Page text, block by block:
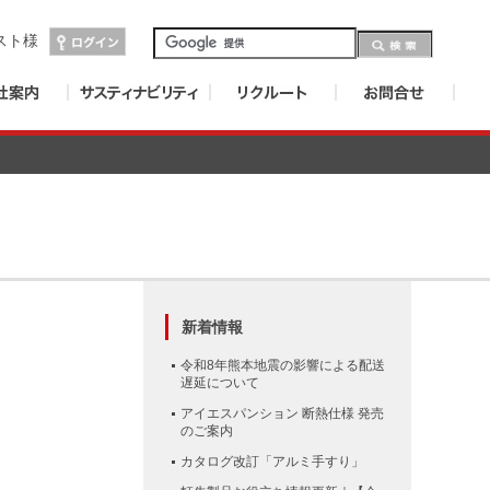
ト様
新着情報
令和8年熊本地震の影響による配送
遅延について
アイエスパンション 断熱仕様 発売
のご案内
カタログ改訂「アルミ手すり」